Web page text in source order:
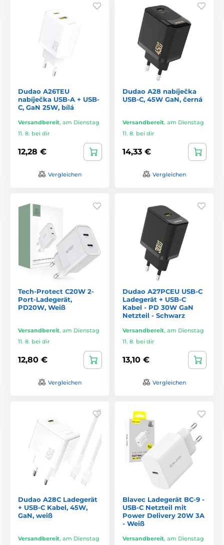
Dudao A26TEU
nabíječka USB-A + USB-
C, GaN 25W, bílá
Versandbereit, am Dienstag
11. 8. bei dir
12,28 €
Vergleichen
Dudao A28 nabíječka
USB-C, 45W GaN, černá
Versandbereit, am Dienstag
11. 8. bei dir
14,33 €
Vergleichen
Tech-Protect C20W 2-
Port-Ladegerät,
PD20W, Weiß
Versandbereit, am Dienstag
11. 8. bei dir
12,80 €
Vergleichen
Dudao A27PCEU USB-C
Ladegerät + USB-C
Kabel - PD 30W GaN
Netzteil - Schwarz
Versandbereit, am Dienstag
11. 8. bei dir
13,10 €
Vergleichen
Dudao A28C Ladegerät
+ USB-C Kabel, 45W,
GaN, weiß
Versandbereit, am Dienstag
Blavec Ladegerät BC-9 -
USB-C Netzteil mit
Power Delivery 20W 3A
- Weiß
Versandbereit, am Dienstag